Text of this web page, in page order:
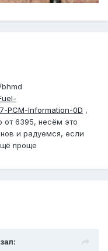
PCM-Information-0D ,
от 6395, несём это
и радуемся, если
проще